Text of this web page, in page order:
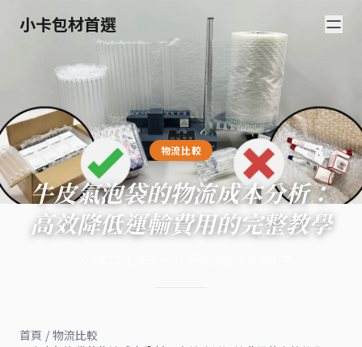
小卡包材首選
物流比較
牛皮氣泡袋的物流成本分析：
高效降低運輸費用的完整教學
首頁 / 物流比較